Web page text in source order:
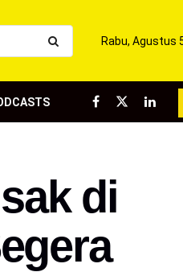
Rabu, Agustus
di